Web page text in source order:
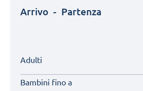
Arrivo - Partenza
Adulti
Bambini fino a